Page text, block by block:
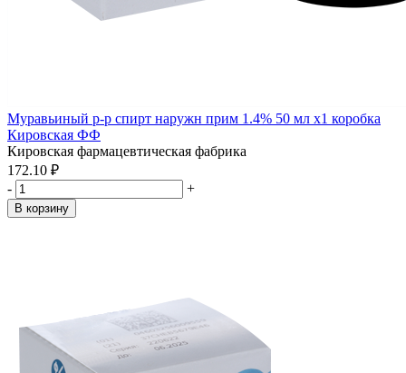
Муравьиный р-р спирт наружн прим 1.4% 50 мл x1 коробка
Кировская ФФ
Кировская фармацевтическая фабрика
172.10 ₽
-
+
В корзину